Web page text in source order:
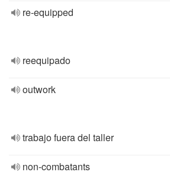
re-equipped
reequipado
outwork
trabajo fuera del taller
non-combatants